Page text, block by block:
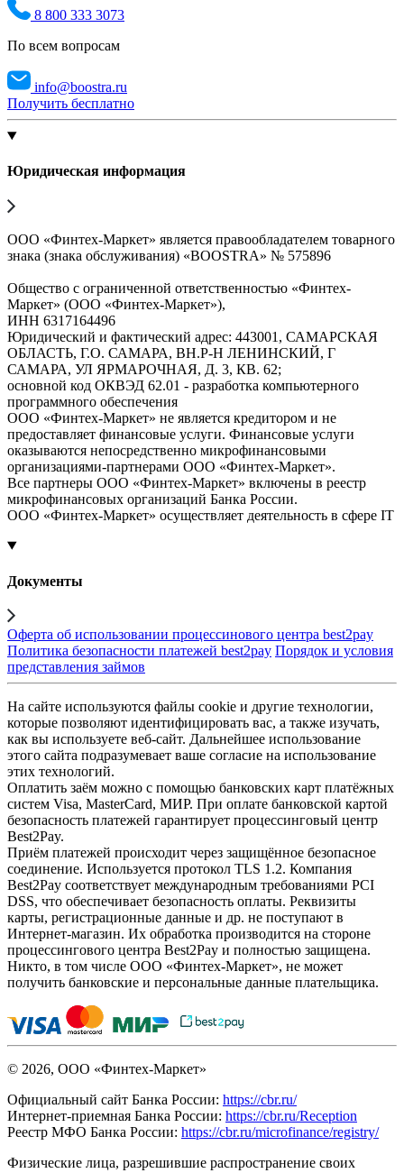
8 800 333 3073
По всем вопросам
info@boostra.ru
Получить бесплатно
Юридическая информация
ООО «Финтех-Маркет» является правообладателем товарного
знака (знака обслуживания) «BOOSTRA» № 575896
Общество с ограниченной ответственностью «Финтех-
Маркет» (ООО «Финтех-Маркет»),
ИНН 6317164496
Юридический и фактический адрес: 443001, САМАРСКАЯ
ОБЛАСТЬ, Г.О. САМАРА, ВН.Р-Н ЛЕНИНСКИЙ, Г
САМАРА, УЛ ЯРМАРОЧНАЯ, Д. 3, КВ. 62;
основной код ОКВЭД 62.01 - разработка компьютерного
программного обеспечения
ООО «Финтех-Маркет» не является кредитором и не
предоставляет финансовые услуги. Финансовые услуги
оказываются непосредственно микрофинансовыми
организациями-партнерами ООО «Финтех-Маркет».
Все партнеры ООО «Финтех-Маркет» включены в реестр
микрофинансовых организаций Банка России.
ООО «Финтех-Маркет» осуществляет деятельность в сфере IT
Документы
Оферта об использовании процессинового центра best2pay
Политика безопасности платежей best2pay Порядок и условия
представления займов
На сайте используются файлы cookie и другие технологии,
которые позволяют идентифицировать вас, а также изучать,
как вы используете веб-сайт. Дальнейшее использование
этого сайта подразумевает ваше согласие на использование
этих технологий.
Оплатить заём можно с помощью банковских карт платёжных
систем Visa, MasterCard, МИР. При оплате банковской картой
безопасность платежей гарантирует процессинговый центр
Best2Pay.
Приём платежей происходит через защищённое безопасное
соединение. Используется протокол TLS 1.2. Компания
Best2Pay соответствует международным требованиями PCI
DSS, что обеспечивает безопасность оплаты. Реквизиты
карты, регистрационные данные и др. не поступают в
Интернет-магазин. Их обработка производится на стороне
процессингового центра Best2Pay и полностью защищена.
Никто, в том числе ООО «Финтех-Маркет», не может
получить банковские и персональные данные плательщика.
© 2026, ООО «Финтех-Маркет»
Официальный сайт Банка России: https://cbr.ru/
Интернет-приемная Банка России: https://cbr.ru/Reception
Реестр МФО Банка России: https://cbr.ru/microfinance/registry/
Физические лица, разрешившие распространение своих